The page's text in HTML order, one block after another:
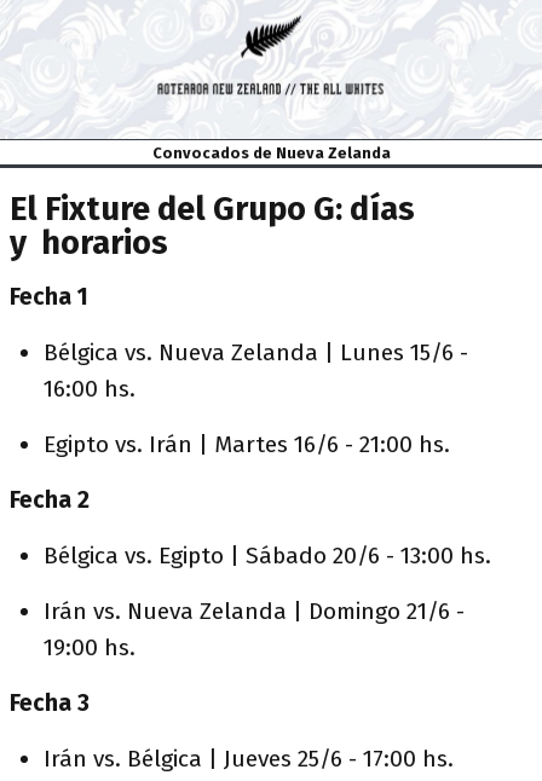
Convocados de Nueva Zelanda
El Fixture del Grupo G: días
y horarios
Fecha 1
Bélgica vs. Nueva Zelanda | Lunes 15/6 -
16:00 hs.
Egipto vs. Irán | Martes 16/6 - 21:00 hs.
Fecha 2
Bélgica vs. Egipto | Sábado 20/6 - 13:00 hs.
Irán vs. Nueva Zelanda | Domingo 21/6 -
19:00 hs.
Fecha 3
Irán vs. Bélgica | Jueves 25/6 - 17:00 hs.